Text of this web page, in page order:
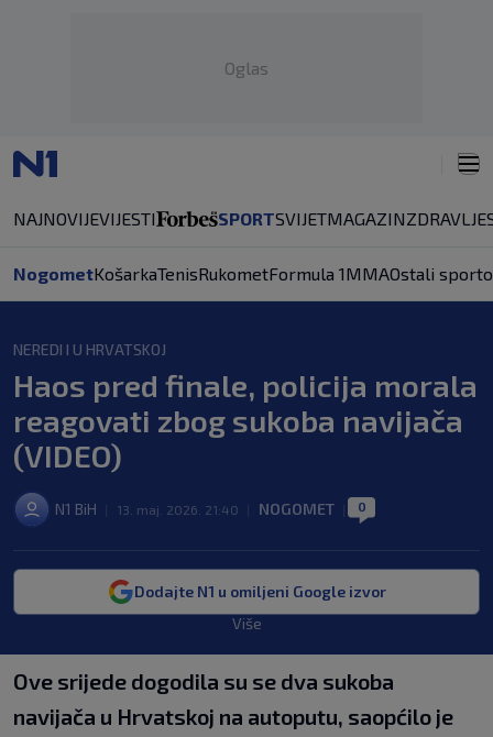
Oglas
NAJNOVIJEVIJESTI SPORTSVIJETMAGAZINZDRAVLJE
NogometKošarkaTenisRukometFormula 1MMAOstali
NEREDI I U HRVATSKOJ
Haos pred finale, policija morala
reagovati zbog sukoba navijača
(VIDEO)
N1 BiH 13. maj. 2026. 21:40 NOGOMET 0
Dodajte N1 u omiljeni Google izvor
Više
Ove srijede dogodila su se dva sukoba
navijača u Hrvatskoj na autoputu, saopćilo je